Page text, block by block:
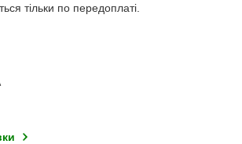
тільки по передоплаті.